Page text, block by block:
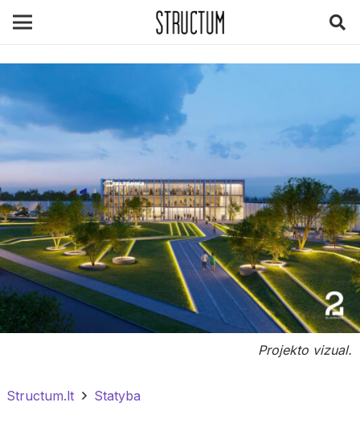
Projekto vizual.
Structum.lt Statyba